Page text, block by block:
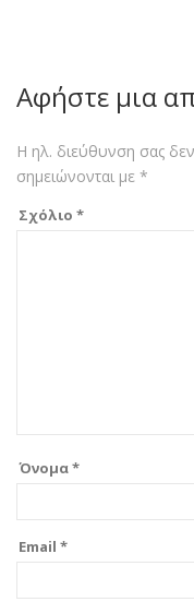
Αφήστε μια
Η ηλ. διεύθυνση σας
σημειώνονται με *
Σχόλιο *
Όνομα*
Email *